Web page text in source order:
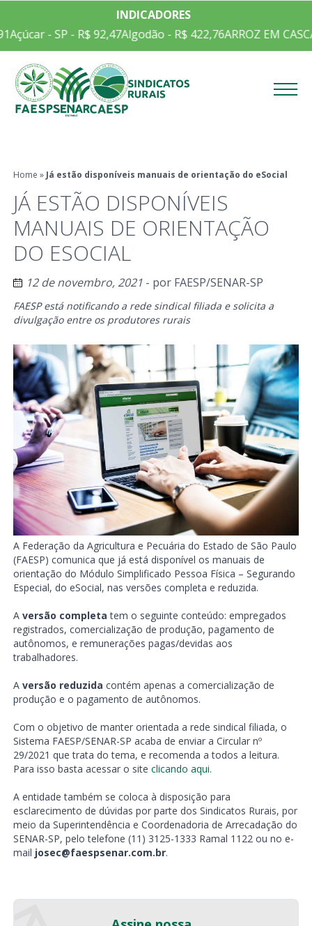
INDICADORES
Açúcar - SP - R$ 92,47Algodão - R$ 422,76ARROZ EM
Home » Já estão disponíveis manuais de orientação do eSocial
JÁ ESTÃO DISPONÍVEIS
MANUAIS DE ORIENTAÇÃO
DO ESOCIAL
12 de novembro, 2021- por FAESP/SENAR-SP
FAESP está notificando a rede sindical filiada e solicita a
divulgação entre os produtores rurais
A Federação da Agricultura e Pecuária do Estado de São Paulo
(FAESP) comunica que já está disponível os manuais de
orientação do Módulo Simplificado Pessoa Física – Segurando
Especial, do eSocial, nas versões completa e reduzida.
A versão completa tem o seguinte conteúdo: empregados
registrados, comercialização de produção, pagamento de
autônomos, e remunerações pagas/devidas aos
trabalhadores.
A versão reduzida contém apenas a comercialização de
produção e o pagamento de autônomos.
Com o objetivo de manter orientada a rede sindical filiada, o
Sistema FAESP/SENAR-SP acaba de enviar a Circular nº
29/2021 que trata do tema, e recomenda a todos a leitura.
Para isso basta acessar o site clicando aqui.
A entidade também se coloca à disposição para
esclarecimento de dúvidas por parte dos Sindicatos Rurais, por
meio da Superintendência e Coordenadoria de Arrecadação do
SENAR-SP, pelo telefone (11) 3125-1333 Ramal 1122 ou no e-
mail josec@faespsenar.com.br.